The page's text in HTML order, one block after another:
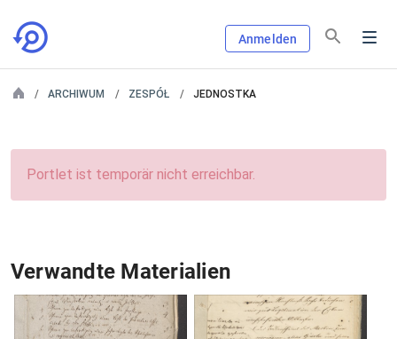
Anmelden
ARCHIWUM ZESPÓŁ JEDNOSTKA
Portlet ist temporär nicht erreichbar.
Verwandte Materialien